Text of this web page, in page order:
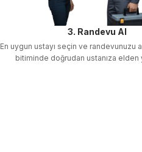
3. Randevu Al
En uygun ustayı seçin ve randevunuzu
bitiminde doğrudan ustanıza elden